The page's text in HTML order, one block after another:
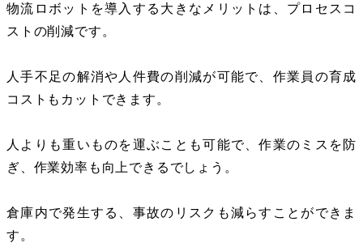
物流ロボットを導入する大きなメリットは、プロセスコ
ストの削減です。
人手不足の解消や人件費の削減が可能で、作業員の育成
コストもカットできます。
人よりも重いものを運ぶことも可能で、作業のミスを防
ぎ、作業効率も向上できるでしょう。
倉庫内で発生する、事故のリスクも減らすことができま
す。